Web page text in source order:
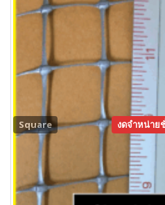
Square งดจำหน่าย